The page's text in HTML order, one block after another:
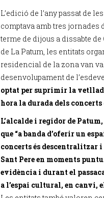
L’edició de l’any passat de
comptava amb tres jornades
terme de dijous a dissabte
de La Patum, les entitats
residencial de la zona van
desenvolupament de
optat per suprimir la
hora la durada dels
L’alcalde i regidor de
que “a banda d’oferir un
concerts és descentralitzar i
Sant Pere en moments
evidència i durant el
a l’espai cultural, en canvi,